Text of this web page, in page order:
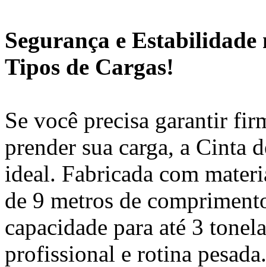
Segurança e Estabilidade
Tipos de Cargas!
Se você precisa garantir
prender sua carga, a Cinta
ideal. Fabricada com
de 9 metros de
capacidade para até 3
profissional e rotina pesada.